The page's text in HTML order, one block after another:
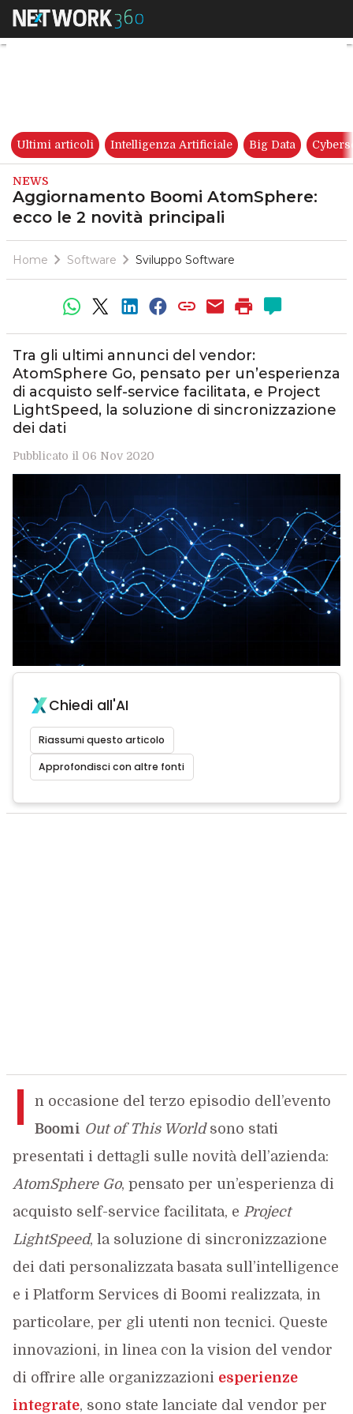
Aggiornamento Boomi
Ultimi articoli Intelligenza Artificiale Big Data
NEWS
Aggiornamento Boomi AtomSphere:
ecco le 2 novità principali
Home Software Sviluppo Software
Tra gli ultimi annunci del vendor:
AtomSphere Go, pensato per un’esperienza
di acquisto self-service facilitata, e Project
LightSpeed, la soluzione di sincronizzazione
dei dati
Pubblicato il 06 Nov 2020
Chiedi all'AI
Riassumi questo articolo
Approfondisci con altre fonti
I
n occasione del terzo episodio dell’evento
Boomi Out of This Worldsono stati
presentati i dettagli sulle novità dell’azienda:
AtomSphere Go, pensato per un’esperienza di
acquisto self-service facilitata, e Project
LightSpeed, la soluzione di sincronizzazione
dei dati personalizzata basata sull’intelligence
e i Platform Services di Boomi realizzata, in
particolare, per gli utenti non tecnici. Queste
innovazioni, in linea con la vision del vendor
di offrire alle organizzazioni esperienze
integrate, sono state lanciate dal vendor per